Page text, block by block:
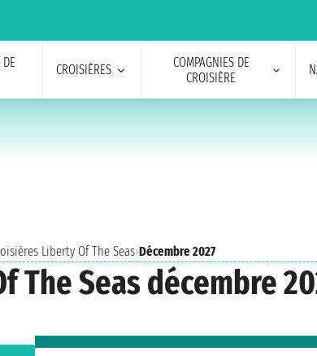
CROISIÈRES
COMPAGNIES DE
CROISIÈRE
Liberty Of The Seas›Décembre 2027
The Seas décembre